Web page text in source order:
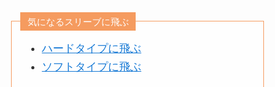
気になるスリーブに飛ぶ
ハードタイプに飛ぶ
ソフトタイプに飛ぶ